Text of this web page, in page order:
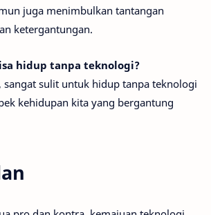
juga menimbulkan tantangan
ketergantungan.
hidup tanpa teknologi?
sangat sulit untuk hidup tanpa teknologi
kehidupan kita yang bergantung